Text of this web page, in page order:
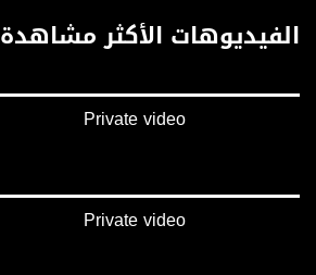
الفيديوهات الأكثر مشاهدة
Private video
Private video